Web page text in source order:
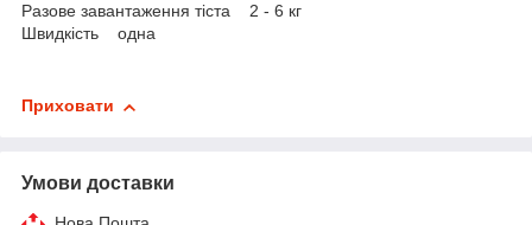
Разове завантаження тіста 2 - 6 кг
Швидкість одна
Приховати
Умови доставки